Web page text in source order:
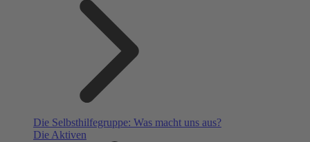
Die Selbsthilfegruppe: Was macht uns aus?
Die Aktiven